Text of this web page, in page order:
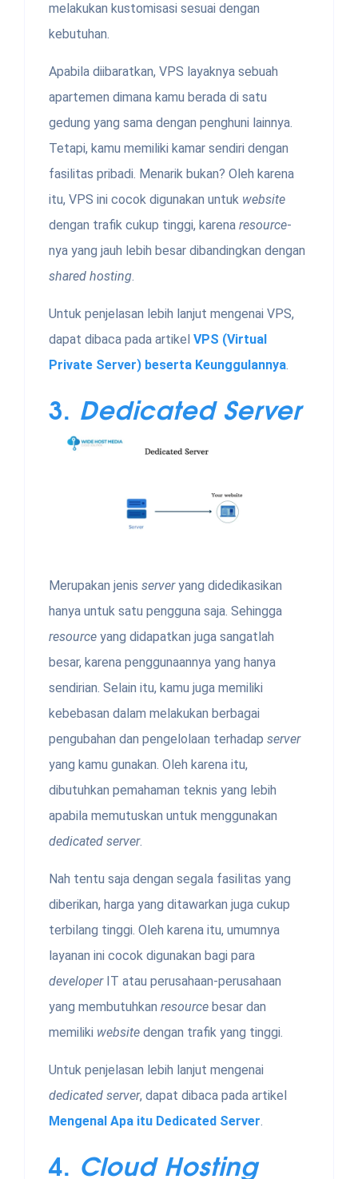
melakukan kustomisasi sesuai dengan
kebutuhan.
Apabila diibaratkan, VPS layaknya sebuah
apartemen dimana kamu berada di satu
gedung yang sama dengan penghuni lainnya.
Tetapi, kamu memiliki kamar sendiri dengan
fasilitas pribadi. Menarik bukan? Oleh karena
itu, VPS ini cocok digunakan untuk website
dengan trafik cukup tinggi, karena resource-
nya yang jauh lebih besar dibandingkan dengan
shared hosting.
Untuk penjelasan lebih lanjut mengenai VPS,
dapat dibaca pada artikel VPS (Virtual
Private Server) beserta Keunggulannya.
3. Dedicated Server
Merupakan jenis serveryang didedikasikan
hanya untuk satu pengguna saja. Sehingga
resource yang didapatkan juga sangatlah
besar, karena penggunaannya yang hanya
sendirian. Selain itu, kamu juga memiliki
kebebasan dalam melakukan berbagai
pengubahan dan pengelolaan terhadap server
yang kamu gunakan. Oleh karena itu,
dibutuhkan pemahaman teknis yang lebih
apabila memutuskan untuk menggunakan
dedicated server.
Nah tentu saja dengan segala fasilitas yang
diberikan, harga yang ditawarkan juga cukup
terbilang tinggi. Oleh karena itu, umumnya
layanan ini cocok digunakan bagi para
developer IT atau perusahaan-perusahaan
yang membutuhkan resource besar dan
memiliki website dengan trafik yang tinggi.
Untuk penjelasan lebih lanjut mengenai
dedicated server, dapat dibaca pada artikel
Mengenal Apa itu Dedicated Server.
4. Cloud Hosting